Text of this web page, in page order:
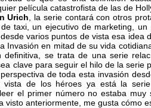
película catastrofista de las de
Urich , la serie contará con otros
taxi, un ejecutivo de marketing,
varios puntos de vista esa idea
Invasión en mitad de su vida
definitiva, se trata de una serie
clave para seguir el hilo de la
de toda esta invasión
de los héroes ya está la
el primer número no estaba
visto anteriormente, me gusta cómo